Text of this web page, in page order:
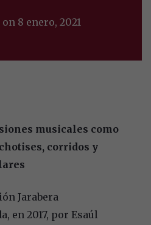
on 8 enero, 2021
musicales como
corridos y
Jarabera
en 2017, por Esaúl